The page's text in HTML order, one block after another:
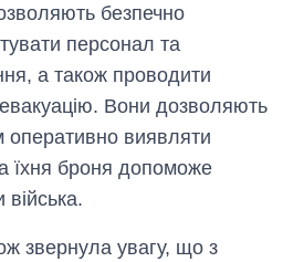
безпечно
персонал та
а також проводити
Вони дозволяють
оперативно виявляти
їхня броня допоможе
війська.
звернула увагу, що з
Скільки картоплі
вирощували в
Україні до і під час
великої війни